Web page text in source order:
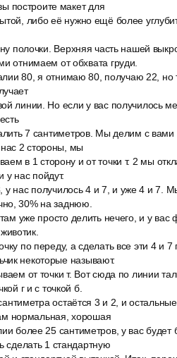
построите макет для
либо её нужно ещё более
полочки. Верхняя часть нашей
отнимаем от обхвата груди.
80, я отнимаю 80, получаю 22, но
линии. Но если у вас получилось
7 сантиметров. Мы делим с вами
нас 2 стороны, мы
в 1 сторону и от точки т. 2 мы
у нас пойдут.
у нас получилось 4 и 7, и уже 4 и 7.
30% на заднюю.
уже просто делить нечего, и у вас
по переду, а сделать все эти 4 и 7
некоторые называют.
от точки т. Вот сюда по линии
г и с точкой б.
остаётся 3 и 2, и
нормальная, хорошая
более 25 сантиметров, у вас будет
сделать 1 стандартную